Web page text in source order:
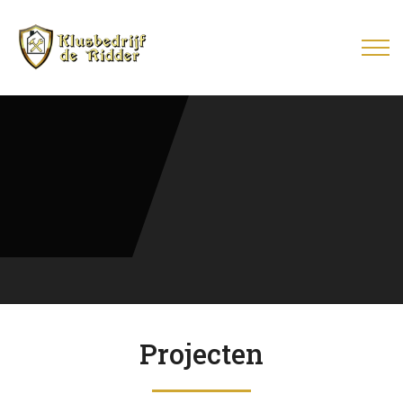
Projecten